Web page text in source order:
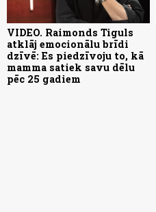
VIDEO. Raimonds Tiguls
atklāj emocionālu brīdi
dzīvē: Es piedzīvoju to, kā
mamma satiek savu dēlu
pēc 25 gadiem